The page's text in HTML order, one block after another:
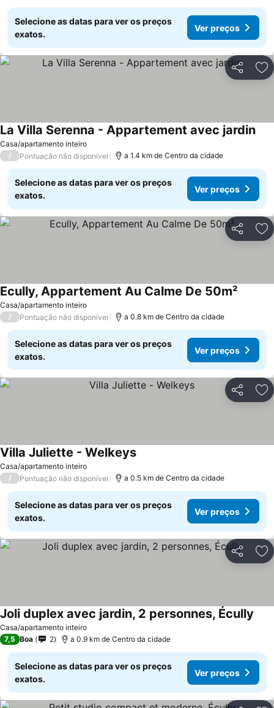
Selecione as datas para ver os preços
exatos.
Ver preços
Partilhar
Casa/apartamento inteiro
La Villa Serenna - Appartement avec jardin
/ Pontuação não disponível a 1.4 km de Centro da cidade
Selecione as datas para ver os preços
exatos.
Ver preços
Partilhar
Casa/apartamento inteiro
Ecully, Appartement Au Calme De 50m²
/ Pontuação não disponível a 0.8 km de Centro da cidade
Selecione as datas para ver os preços
exatos.
Ver preços
Partilhar
Casa/apartamento inteiro
Villa Juliette - Welkeys
/ Pontuação não disponível a 0.5 km de Centro da cidade
Selecione as datas para ver os preços
exatos.
Ver preços
Partilhar
Casa/apartamento inteiro
Joli duplex avec jardin, 2 personnes, Écully
7,5 Boa 2 a 0.9 km de Centro da cidade
Selecione as datas para ver os preços
exatos.
Ver preços